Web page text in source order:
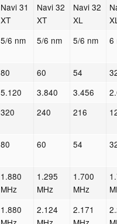
Navi 31
XT
Navi 32
XT
Navi 32
XL
5/6 nm 5/6 nm 5/6 nm 6
80 60 54
5.120 3.840 3.456
320 240 216
80 60 54
1.880
MHz
1.295
MHz
1.700
MHz
1.880
2.124
2.171